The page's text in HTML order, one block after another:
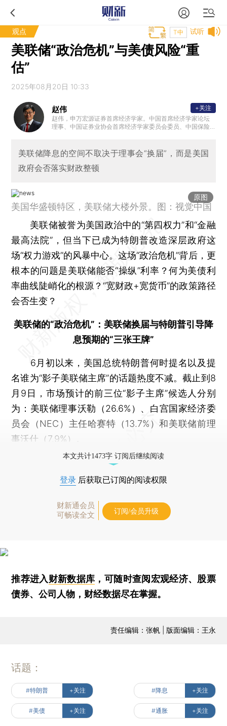
观点 试听
T中
美联储“政治危机”与美债风险“重
估”
2025年08月20日 10:33
赵伟
赵伟，申万宏源证券首席经济学家。中国首席经济学家论坛
理事、中国证券业协会首席经济学家委员会委员、中国保险
术顾问等。复旦大学、浙江大学、中国人民大学专硕校外导
师，中国农业大学客座研究员、专硕导师。新财富最佳分析
师、水晶球最佳分析师、金牛奖最具价值首席分析师等。代
+关注
美联储降息的空间不取决于理事会“换届”，而是美国
政府会否落实财政整顿
原图
美国华盛顿特区，美联储大楼外景。图：视觉中国
美联储被誉为美国政治中的“第四权力”和“金融
最高法院”，但当下已成为特朗普改造深层政府这
场“权力游戏”的风暴中心。这场“政治危机”背后，更
根本的问题是美联储能否“操纵”利率？何为美债利
率曲线陡峭化的根源？“宽财政+宽货币”的政策路径
会否生变？
美联储的“政治危机”：美联储换届与特朗普引导降
息预期的“三张王牌”
6月初以来，美国总统特朗普何时提名以及提
名谁为“影子美联储主席”的话题热度不减。截止到8
月9日，市场预计的前三位“影子主席”候选人分别
为：美联储理事沃勒（26.6%）、白宫国家经济委
员会（NEC）主任哈赛特（13.7%）和美联储前理
事沃什（7.9%）。
本文共计1473字 订阅后继续阅读
登录 后获取已订阅的阅读权限
财新通会员
可畅读全文
订阅/会员升级
推荐进入财新数据库 ，可随时查阅宏观经济、股票
债券、公司人物，财经数据尽在掌握。
责任编辑：张帆 | 版面编辑：王永
话题：
#特朗普 +关注 #降息 +关注
#美债 +关注 #通胀 +关注